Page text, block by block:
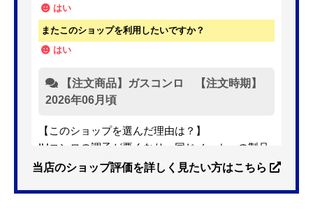
はい
またこのショップを利用したいですか？
はい
【注文商品】ガスコンロ 【注文時期】
2026年06月頃
【このショップを選んだ理由は？】
IHコンロの調子が悪くなり、同じメーカーの製品
を探していました。ただ、3口から2口のものへ変
は需要が少なく製品によっては割高になるとのこ
当店のショップ評価を詳しく見たい方はこちら